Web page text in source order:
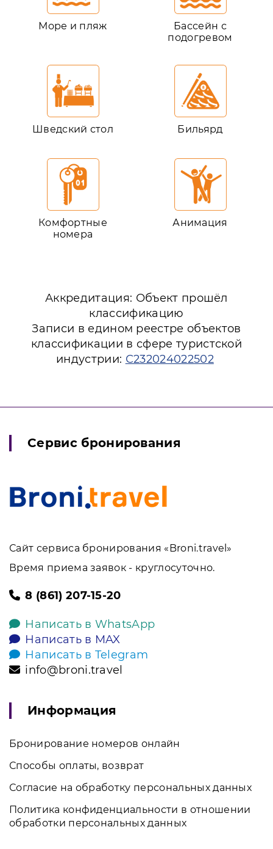
Море и пляж
Бассейн с
подогревом
Шведский стол Бильярд
Комфортные
номера
Анимация
Аккредитация: Объект прошёл
классификацию
Записи в едином реестре объектов
классификации в сфере туристской
индустрии: С232024022502
Сервис бронирования
Сайт сервиса бронирования «Broni.travel»
Время приема заявок - круглосуточно.
8 (861) 207-15-20
Написать в WhatsApp
Написать в MAX
Написать в Telegram
info@broni.travel
Информация
Бронирование номеров онлайн
Способы оплаты, возврат
Согласие на обработку персональных данных
Политика конфиденциальности в отношении
обработки персональных данных